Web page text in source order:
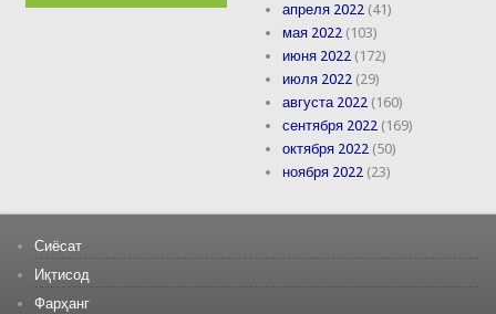
апреля 2022 (41)
мая 2022 (103)
июня 2022 (172)
июля 2022 (29)
августа 2022 (160)
сентября 2022 (169)
октября 2022 (50)
ноября 2022 (23)
Сиёсат
Иқтисод
Фарҳанг